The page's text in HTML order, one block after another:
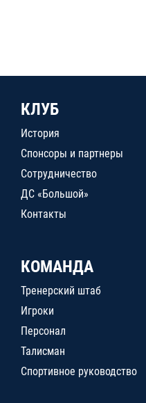
КЛУБ
История
Спонсоры и партнеры
Сотрудничество
ДС «Большой»
Контакты
КОМАНДА
Тренерский штаб
Игроки
Персонал
Талисман
Спортивное руководство